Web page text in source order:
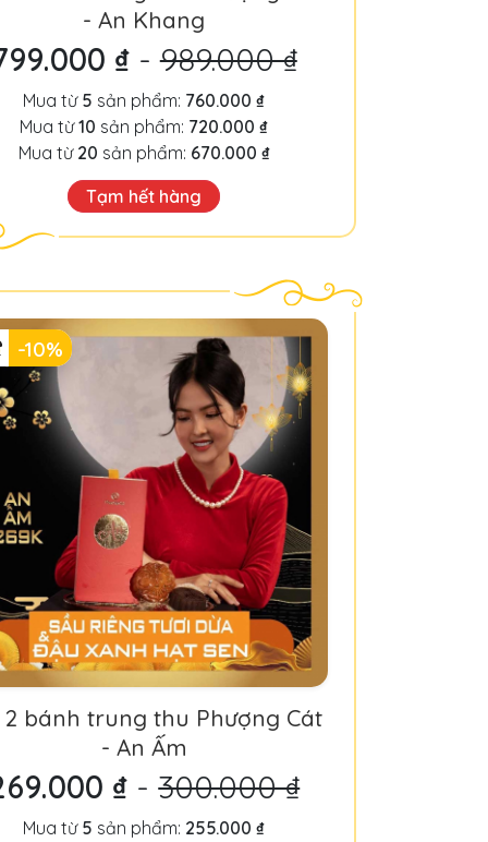
- An Khang
₫-989.000 ₫
Mua từ 5 sản phẩm: 760.000 ₫
Mua từ10 sản phẩm: 720.000 ₫
Mua từ 20 sản phẩm: 670.000 ₫
Tạm hết hàng
-10%
2 bánh trung thu Phượng Cát
- An Ấm
₫ -300.000 ₫
Mua từ 5 sản phẩm: 255.000 ₫